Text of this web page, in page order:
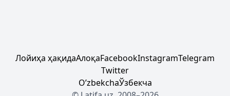
Лойиҳа ҳақидаАлоқаFacebookInstagramTelegram
Twitter
OʼzbekchaЎзбекча